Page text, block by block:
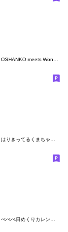
ぺぺぺ日めくりカレンダー